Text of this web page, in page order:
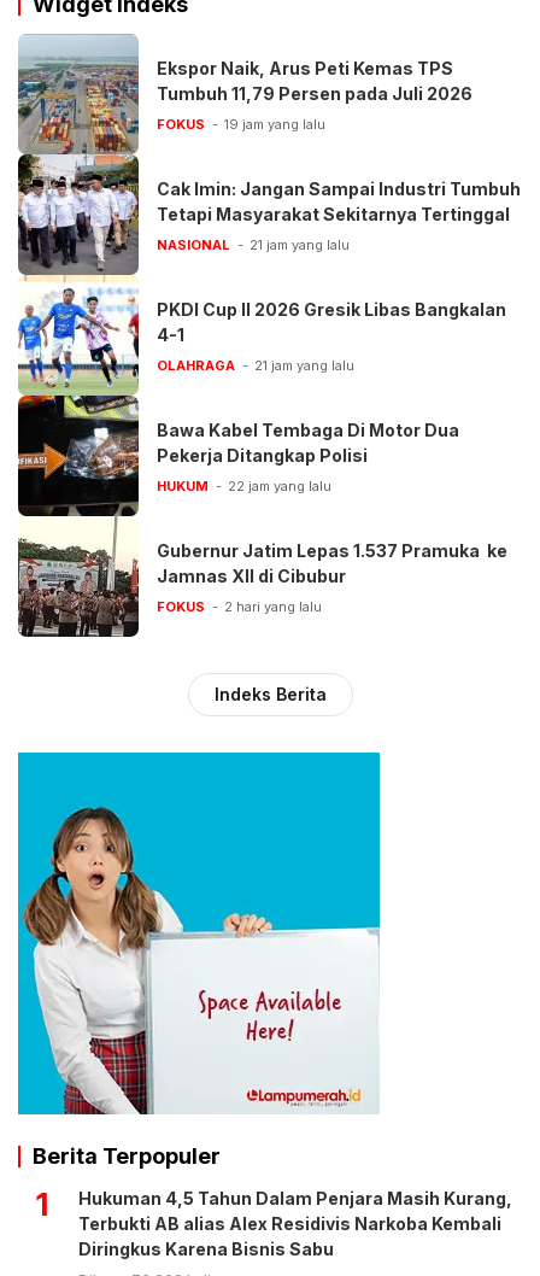
Ekspor Naik, Arus Peti Kemas TPS
Tumbuh 11,79 Persen pada Juli 2026
FOKUS 19 jam yang lalu
Cak Imin: Jangan Sampai Industri Tumbuh
Tetapi Masyarakat Sekitarnya Tertinggal
NASIONAL 21 jam yang lalu
PKDI Cup II 2026 Gresik Libas Bangkalan
4-1
OLAHRAGA 21 jam yang lalu
Bawa Kabel Tembaga Di Motor Dua
Pekerja Ditangkap Polisi
HUKUM 22 jam yang lalu
Gubernur Jatim Lepas 1.537 Pramuka ke
Jamnas XII di Cibubur
FOKUS 2 hari yang lalu
Indeks Berita
Berita Terpopuler
1
Hukuman 4,5 Tahun Dalam Penjara Masih Kurang,
Terbukti AB alias Alex Residivis Narkoba Kembali
Diringkus Karena Bisnis Sabu